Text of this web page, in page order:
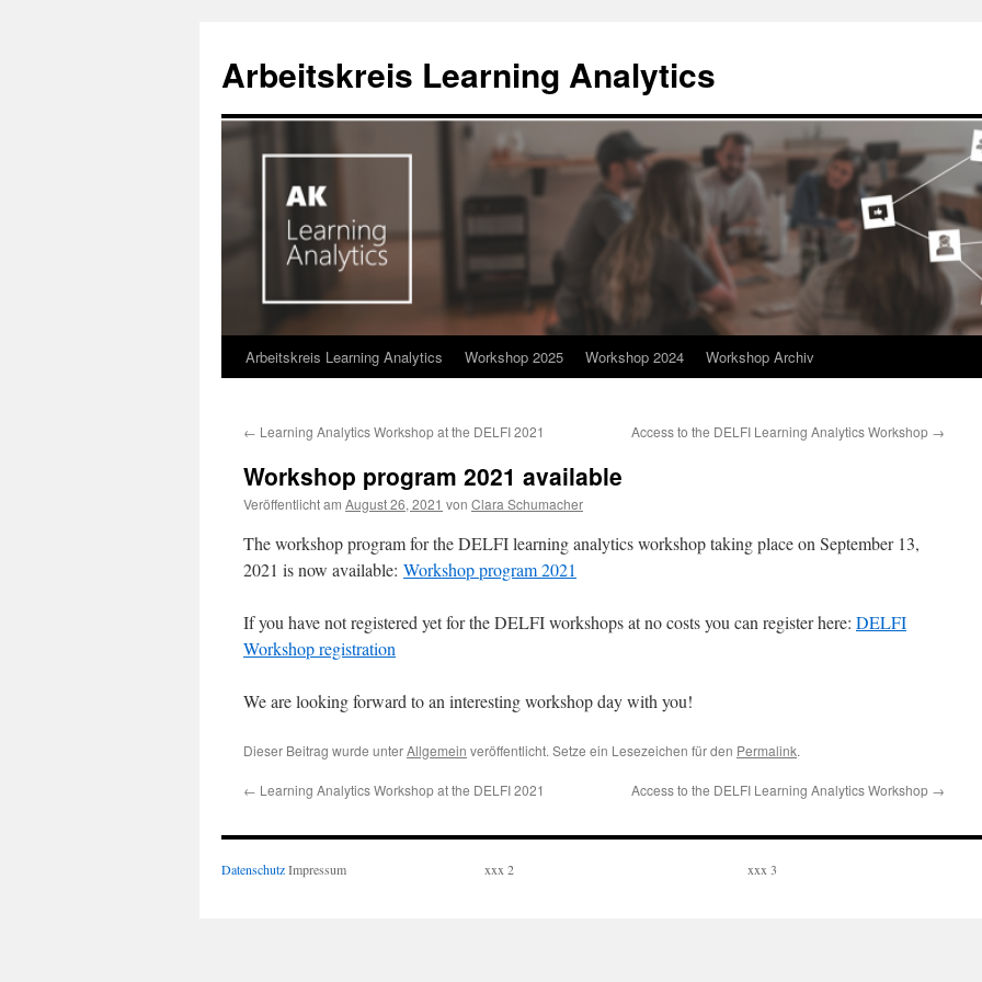
springen
Arbeitskreis Learning Analytics
Arbeitskreis Learning Analytics Workshop 2025 Workshop 2024 Workshop Archiv
← Learning Analytics Workshop at the DELFI 2021 Access to the DELFI Learning Analytics Workshop →
Workshop program 2021 available
Veröffentlicht am August 26, 2021 von Clara Schumacher
The workshop program for the DELFI learning analytics workshop taking place on September 13,
2021 is now available: Workshop program 2021
If you have not registered yet for the DELFI workshops at no costs you can register here: DELFI
Workshop registration
We are looking forward to an interesting workshop day with you!
Dieser Beitrag wurde unterAllgemein veröffentlicht. Setze ein Lesezeichen für den Permalink.
← Learning Analytics Workshop at the DELFI 2021 Access to the DELFI Learning Analytics Workshop →
DatenschutzImpressum xxx 2 xxx 3